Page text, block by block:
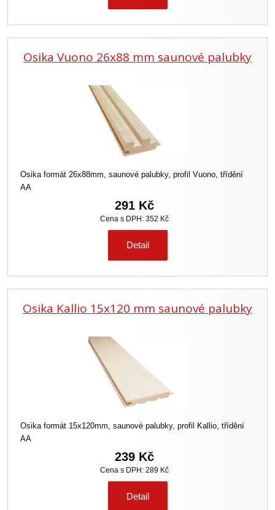
Osika Vuono 26x88 mm saunové palubky
Osika formát 26x88mm, saunové palubky, profil Vuono, třídění
AA
291 Kč
Cena s DPH: 352 Kč
Detail
Osika Kallio 15x120 mm saunové palubky
Osika formát 15x120mm, saunové palubky, profil Kallio, třídění
AA
239 Kč
Cena s DPH: 289 Kč
Detail